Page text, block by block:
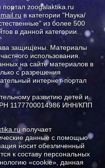
zoogalaktika.ru
в категории "Наука/
из более 500
в данной категории.
защищены. Материалы
использования.
на сайте материалов в
с разрешения
интернет-портал
развитию детей и
1177700014986 ИНН/КПП
получает
данные с помощью
носит обезличенный
к составу персональных
«cookie», данная